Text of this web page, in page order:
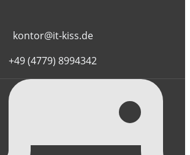
kontor@it-kiss.de
+49 (4779) 8994342